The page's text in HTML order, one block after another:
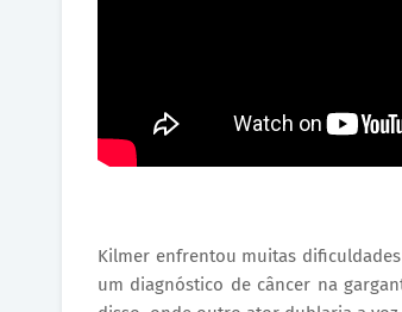
Kilmer enfrentou muitas
um diagnóstico de câncer na